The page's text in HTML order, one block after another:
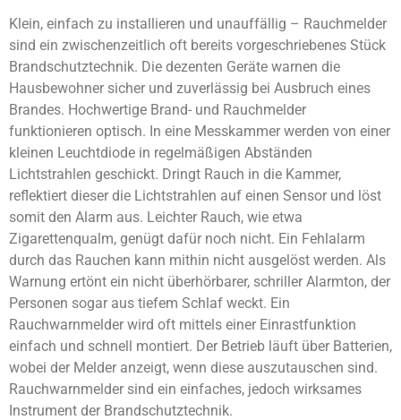
Klein, einfach zu installieren und unauffällig – Rauchmelder
sind ein zwischenzeitlich oft bereits vorgeschriebenes Stück
Brandschutztechnik. Die dezenten Geräte warnen die
Hausbewohner sicher und zuverlässig bei Ausbruch eines
Brandes. Hochwertige Brand- und Rauchmelder
funktionieren optisch. In eine Messkammer werden von einer
kleinen Leuchtdiode in regelmäßigen Abständen
Lichtstrahlen geschickt. Dringt Rauch in die Kammer,
reflektiert dieser die Lichtstrahlen auf einen Sensor und löst
somit den Alarm aus. Leichter Rauch, wie etwa
Zigarettenqualm, genügt dafür noch nicht. Ein Fehlalarm
durch das Rauchen kann mithin nicht ausgelöst werden. Als
Warnung ertönt ein nicht überhörbarer, schriller Alarmton, der
Personen sogar aus tiefem Schlaf weckt. Ein
Rauchwarnmelder wird oft mittels einer Einrastfunktion
einfach und schnell montiert. Der Betrieb läuft über Batterien,
wobei der Melder anzeigt, wenn diese auszutauschen sind.
Rauchwarnmelder sind ein einfaches, jedoch wirksames
Instrument der Brandschutztechnik.